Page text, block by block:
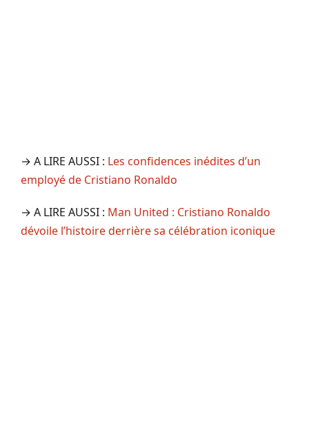
→ A LIRE AUSSI : Les confidences inédites d’un
employé de Cristiano Ronaldo
→ A LIRE AUSSI : Man United : Cristiano Ronaldo
dévoile l’histoire derrière sa célébration iconique